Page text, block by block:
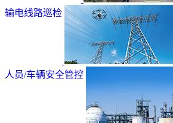
输电线路巡检
人员/车辆安全管控